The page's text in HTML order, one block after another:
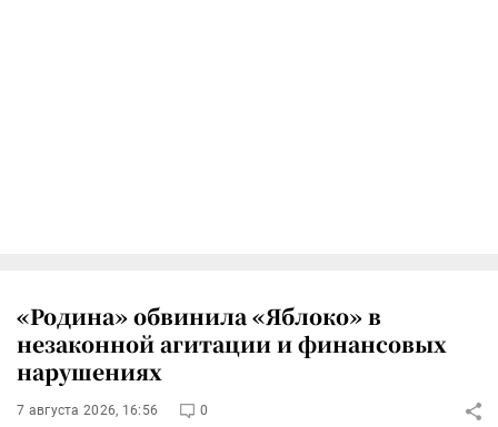
«Родина» обвинила «Яблоко» в
незаконной агитации и финансовых
нарушениях
7 августа 2026, 16:56 0